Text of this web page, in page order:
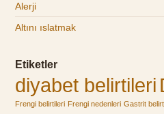
Alerji
Altını ıslatmak
Etiketler
diyabet belirtileri
Frengi belirtileri Frengi nedenleri Gastrit